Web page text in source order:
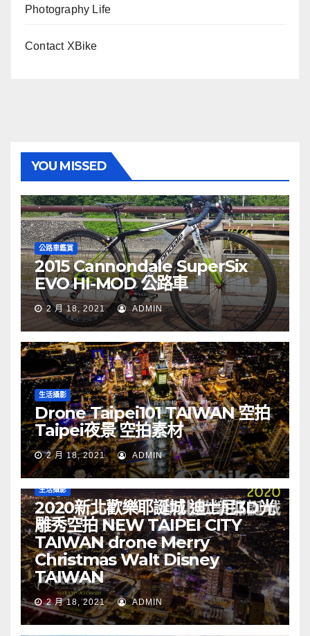
Photography Life
Contact XBike
YOU MISSED
公路車鑑賞
2015 Cannondale SuperSix
EVO HI-MOD 公路車
2 月 18, 2021 ADMIN
生活攝影
Drone Taipei101 TAIWAN 空拍
Taipei夜景 空拍素材
2 月 18, 2021 ADMIN
生活攝影
2020新北歡樂耶誕城 迪士尼3D光
雕秀空拍 NEW TAIPEI CITY
TAIWAN drone Merry
Christmas Walt Disney
TAIWAN
2 月 18, 2021 ADMIN